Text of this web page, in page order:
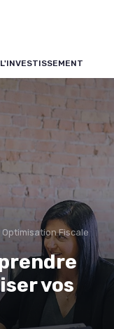
Optimisation Fiscale
vos